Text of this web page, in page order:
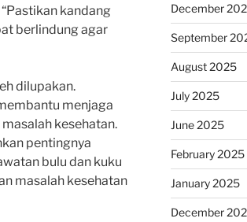
kandang
berlindung agar
dilupakan.
menjaga
kesehatan.
pentingnya
bulu dan kuku
masalah kesehatan
December
September
August 2025
July 2025
June 2025
February 2025
January 2025
December